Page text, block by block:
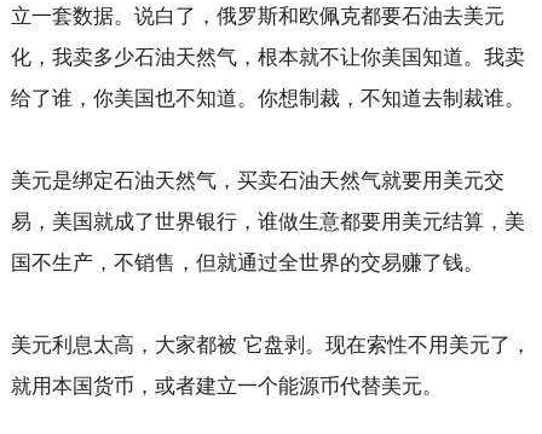
立一套数据。说白了，俄罗斯和欧佩克都要石油去美元
化，我卖多少石油天然气，根本就不让你美国知道。我卖
给了谁，你美国也不知道。你想制裁，不知道去制裁谁。
美元是绑定石油天然气，买卖石油天然气就要用美元交
易，美国就成了世界银行，谁做生意都要用美元结算，美
国不生产，不销售，但就通过全世界的交易赚了钱。
美元利息太高，大家都被 它盘剥。现在索性不用美元了，
就用本国货币，或者建立一个能源币代替美元。